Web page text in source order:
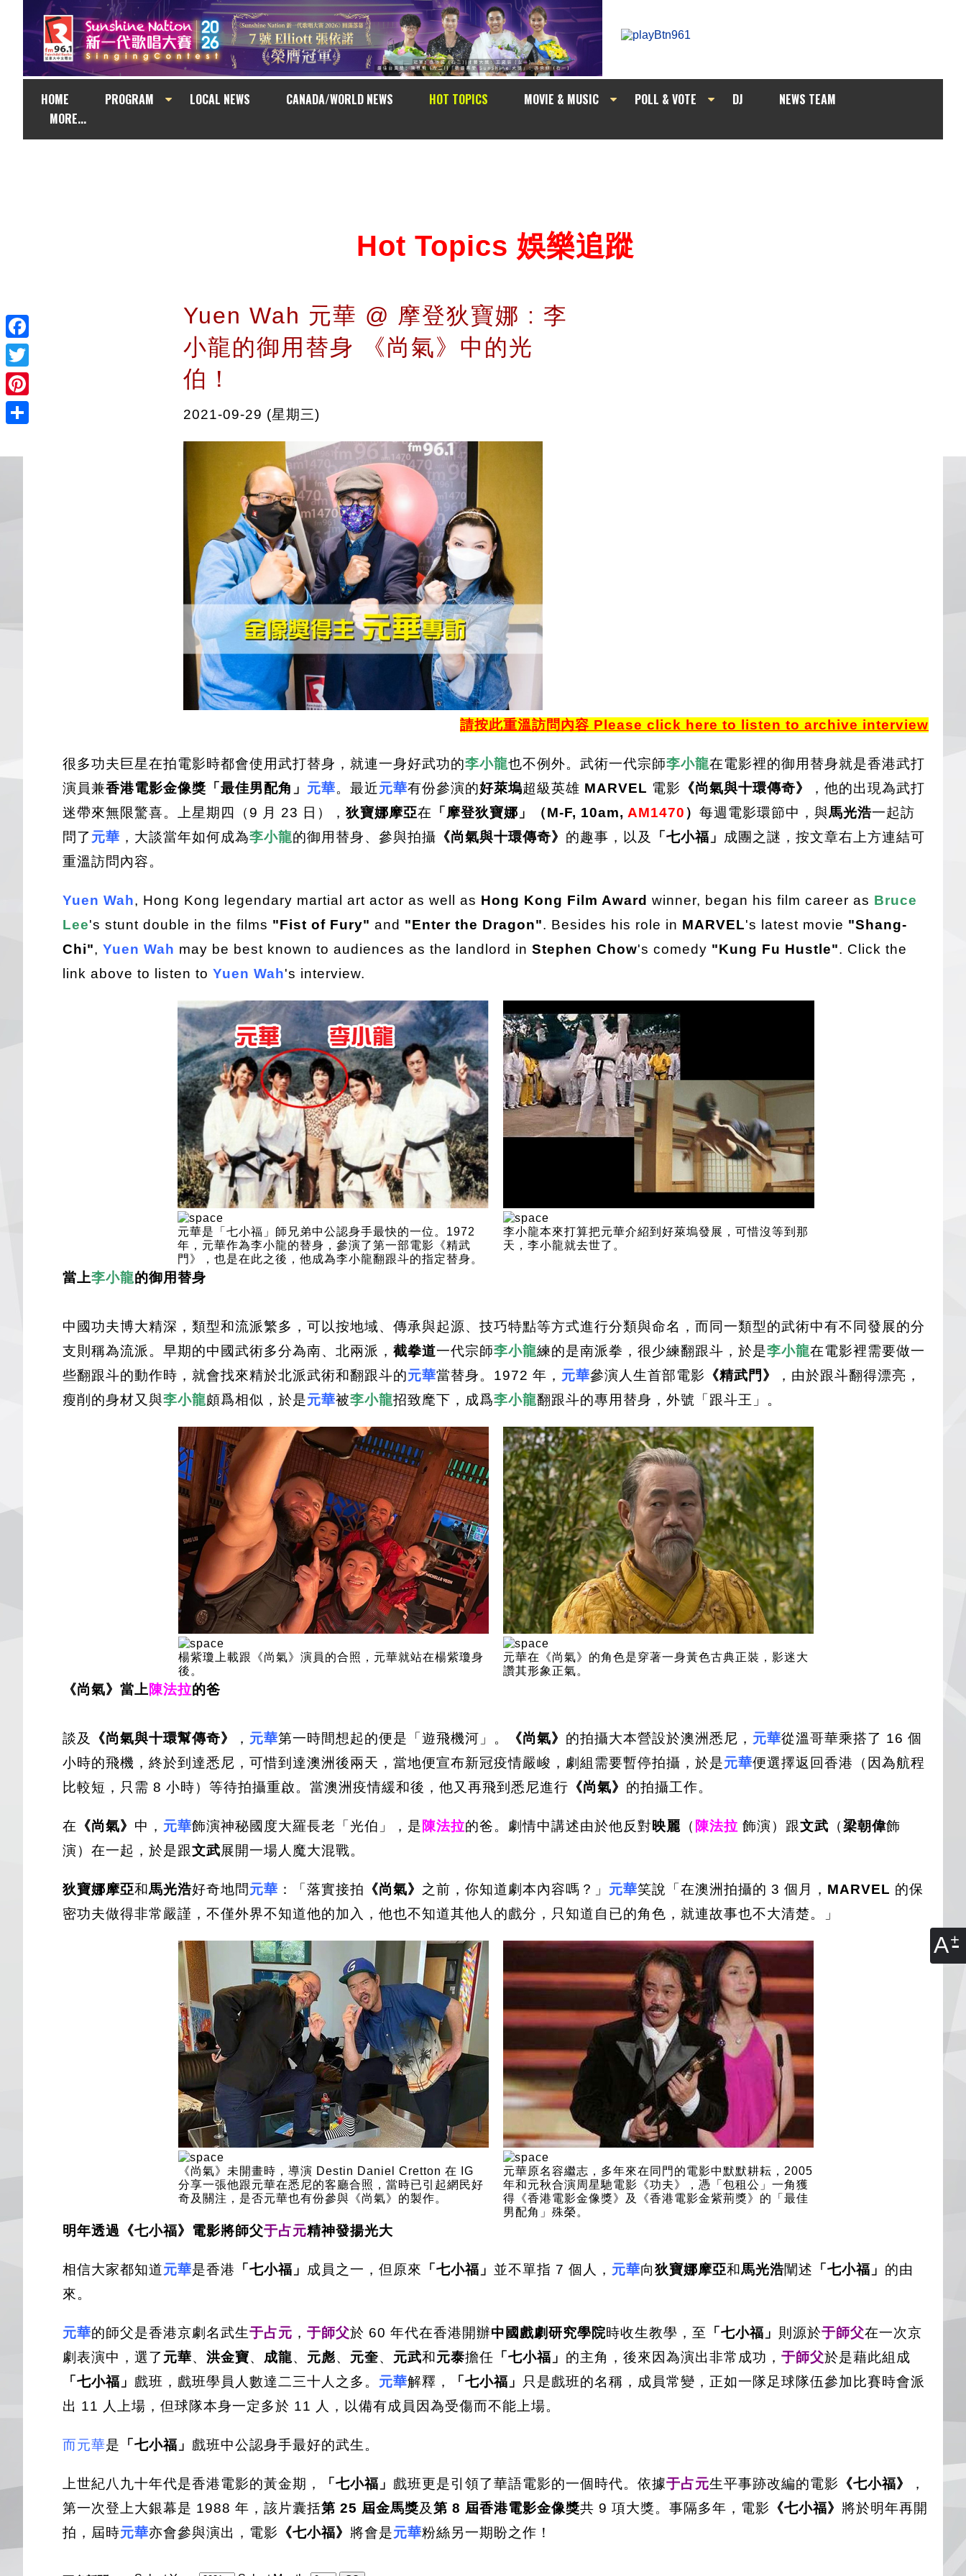
A
HOME PROGRAM LOCAL NEWS CANADA/WORLD NEWS HOT TOPICS MOVIE & MUSIC POLL & VOTE DJ
NEWS TEAM
MORE...
Facebook
Twitter
Pinterest
Hot Topics 娛樂追蹤
Yuen Wah 元華 @ 摩登狄寶娜 : 李
小龍的御用替身 《尚氣》中的光
伯！
2021-09-29 (星期三)
請按此重溫訪問內容 Please click here to listen to archive interview
很多功夫巨星在拍電影時都會使用武打替身，就連一身好武功的李小龍也不例外。武術一代宗師李小龍在電影裡的御用替身就是香港武打
演員兼香港電影金像獎「最佳男配角」 元華。最近元華有份參演的好萊塢超級英雄 MARVEL 電影 《尚氣與十環傳奇》
，他的出現為武打
迷帶來無限驚喜。上星期四（9 月 23 日）， 狄寶娜摩亞在 「摩登狄寶娜」（M-F, 10am, AM1470 ） 每週電影環節中，與馬光浩一起訪
問了 元華 ，大談當年如何成為李小龍的御用替身、參與拍攝 《尚氣與十環傳奇》 的趣事，以及 「七小福」 成團之謎，按文章右上方連結可
重溫訪問內容。
Yuen Wah, Hong Kong legendary martial art actor as well as Hong Kong Film Award winner, began his film career as Bruce
Lee's stunt double in the films "Fist of Fury" and "Enter the Dragon". Besides his role in MARVEL's latest movie "Shang-
Chi", Yuen Wah may be best known to audiences as the landlord in Stephen Chow's comedy "Kung Fu Hustle". Click the
link above to listen to Yuen Wah's interview.
元華是「七小福」師兄弟中公認身手最快的一位。1972
年，元華作為李小龍的替身，參演了第一部電影《精武
門》，也是在此之後，他成為李小龍翻跟斗的指定替身。
李小龍本來打算把元華介紹到好萊塢發展，可惜沒等到那
天，李小龍就去世了。
當上李小龍的御用替身
中國功夫博大精深，類型和流派繁多，可以按地域、傳承與起源、技巧特點等方式進行分類與命名，而同一類型的武術中有不同發展的分
支則稱為流派。早期的中國武術多分為南、北兩派， 截拳道一代宗師李小龍練的是南派拳，很少練翻跟斗，於是李小龍在電影裡需要做一
些翻跟斗的動作時，就會找來精於北派武術和翻跟斗的元華當替身。1972 年， 元華參演人生首部電影 《精武門》
，由於跟斗翻得漂亮，
瘦削的身材又與李小龍頗爲相似，於是元華被李小龍招致麾下，成爲李小龍翻跟斗的專用替身，外號「跟斗王」。
楊紫瓊上載跟《尚氣》演員的合照，元華就站在楊紫瓊身
後。
元華在《尚氣》的角色是穿著一身黃色古典正裝，影迷大
讚其形象正氣。
《尚氣》當上陳法拉的爸
談及 《尚氣與十環幫傳奇》 ， 元華第一時間想起的便是「遊飛機河」。 《尚氣》 的拍攝大本營設於澳洲悉尼， 元華從溫哥華乘搭了 16 個
小時的飛機，終於到達悉尼，可惜到達澳洲後兩天，當地便宣布新冠疫情嚴峻，劇組需要暫停拍攝，於是元華便選擇返回香港（因為航程
比較短，只需 8 小時）等待拍攝重啟。當澳洲疫情緩和後，他又再飛到悉尼進行 《尚氣》 的拍攝工作。
在 《尚氣》 中， 元華飾演神秘國度大羅長老「光伯」，是 陳法拉的爸。劇情中講述由於他反對映麗 （ 陳法拉 飾演）跟文武 （梁朝偉飾
演）在一起，於是跟文武展開一場人魔大混戰。
狄寶娜摩亞和馬光浩好奇地問元華 ：「落實接拍 《尚氣》 之前，你知道劇本內容嗎？」 元華笑說「在澳洲拍攝的 3 個月， MARVEL 的保
密功夫做得非常嚴謹，不僅外界不知道他的加入，他也不知道其他人的戲分，只知道自已的角色，就連故事也不大清楚。」
《尚氣》未開畫時，導演 Destin Daniel Cretton 在 IG
分享一張他跟元華在悉尼的客廳合照，當時已引起網民好
奇及關注，是否元華也有份參與《尚氣》的製作。
元華原名容繼志，多年來在同門的電影中默默耕耘，2005
年和元秋合演周星馳電影《功夫》，憑「包租公」一角獲
得《香港電影金像獎》及《香港電影金紫荊獎》的「最佳
男配角」殊榮。
明年透過《七小福》電影將師父于占元精神發揚光大
相信大家都知道元華是香港 「七小福」 成員之一，但原來 「七小福」 並不單指 7 個人， 元華向狄寶娜摩亞和馬光浩闡述 「七小福」 的由
來。
元華的師父是香港京劇名武生于占元 ， 于師父於 60 年代在香港開辦中國戲劇研究學院時收生教學，至 「七小福」 則源於于師父在一次京
劇表演中，選了 元華、 洪金寶、 成龍、 元彪、 元奎、 元武和元泰擔任 「七小福」 的主角，後來因為演出非常成功， 于師父於是藉此組成
「七小福」 戲班，戲班學員人數達二三十人之多。 元華解釋， 「七小福」 只是戲班的名稱，成員常變，正如一隊足球隊伍參加比賽時會派
出 11 人上場，但球隊本身一定多於 11 人，以備有成員因為受傷而不能上場。
而元華是 「七小福」 戲班中公認身手最好的武生。
上世紀八九十年代是香港電影的黃金期， 「七小福」 戲班更是引領了華語電影的一個時代。依據于占元生平事跡改編的電影 《七小福》
，
第一次登上大銀幕是 1988 年，該片囊括第 25 屆金馬獎及第 8 屆香港電影金像獎共 9 項大獎。事隔多年，電影 《七小福》 將於明年再開
拍，屆時元華亦會參與演出，電影 《七小福》 將會是元華粉絲另一期盼之作！